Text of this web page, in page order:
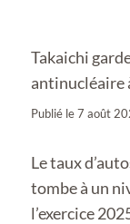
Takaichi
antinucléaire
Publié le7 août
Le taux
tombe à un
l’exercice